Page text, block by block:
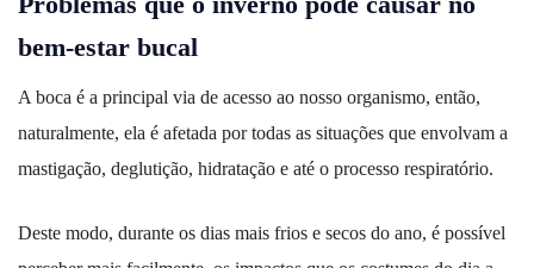
bem-estar bucal
A boca é a principal via de acesso ao nosso organismo, então,
naturalmente, ela é afetada por todas as situações que envolvam a
mastigação, deglutição, hidratação e até o processo respiratório.
Deste modo, durante os dias mais frios e secos do ano, é possível